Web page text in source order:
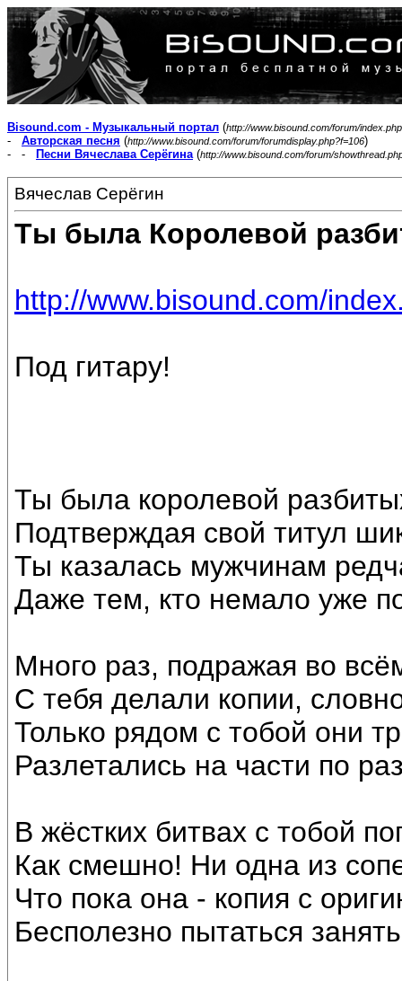
Bisound.com - Музыкальный портал (http://www.bisound.com/forum/index.php
- Авторская песня (http://www.bisound.com/forum/forumdisplay.php?f=106)
- -
Песни Вячеслава Серёгина(http://www.bisound.com/forum/
Вячеслав Серёгин
Ты была Королевой
http://www.bisound.com/
Под гитару!
Ты была королевой
Подтверждая свой титул
Ты казалась мужчинам
Даже тем, кто немало уже
Много раз, подражая во
С тебя делали копии,
Только рядом с тобой они
Разлетались на части по
В жёстких битвах с тобой
Как смешно! Ни одна из
Что пока она - копия с
Бесполезно пытаться